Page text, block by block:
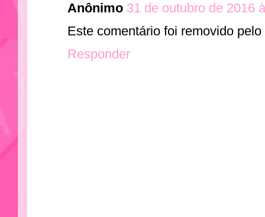
Anônimo 31 de outubro de 2016
Este comentário foi removido pelo
Responder